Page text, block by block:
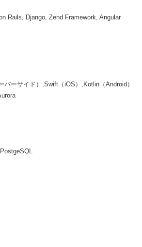
Rails, Django, Zend Framework, Angular
バーサイド）,Swift（iOS）,Kotlin（Android）